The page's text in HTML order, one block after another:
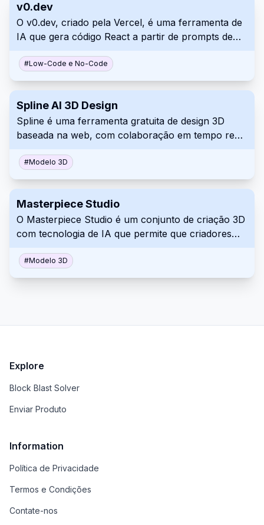
v0.dev
O v0.dev, criado pela Vercel, é uma ferramenta de
IA que gera código React a partir de prompts de
interfaces de usuário.
#Low-Code e No-Code
Spline AI 3D Design
Spline é uma ferramenta gratuita de design 3D
baseada na web, com colaboração em tempo real
interativas para a web diretamente no navegador.
#Modelo 3D
Masterpiece Studio
O Masterpiece Studio é um conjunto de criação 3D
com tecnologia de IA que permite que criadores
conteúdo 3D com facilidade usando tecnologias de
realidade virtual e aprendizado de máquina.
#Modelo 3D
Explore
Block Blast Solver
Enviar Produto
Information
Política de Privacidade
Termos e Condições
Contate-nos